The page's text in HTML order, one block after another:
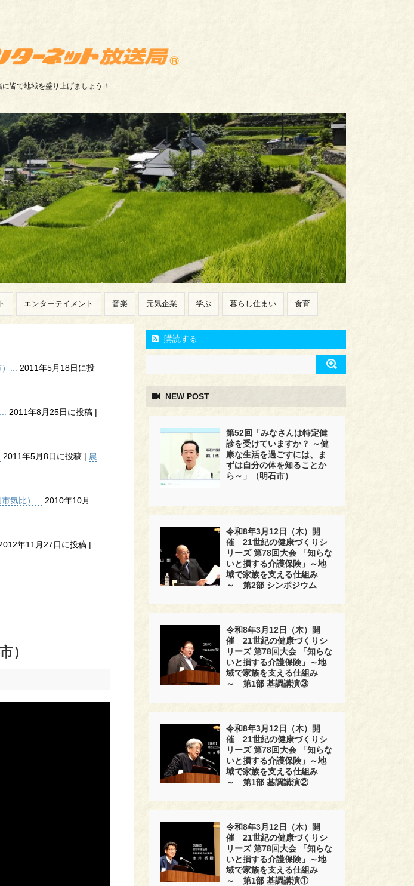
皆で地域を盛り上げましょう！
エンターテイメント 音楽 元気企業 学ぶ 暮らし住まい 食育
...
2011年5月18日に投
2011年8月25日に投稿 |
2011年5月8日に投稿 | 農
気比）...
2010年10月
年11月27日に投稿 |
）
購読する
NEW POST
第52回「みなさんは特定健
診を受けていますか？ ～健
康な生活を過ごすには、ま
ずは自分の体を知ることか
ら～」（明石市）
令和8年3月12日（木）開
催 21世紀の健康づくりシ
リーズ 第78回大会 「知らな
いと損する介護保険」～地
域で家族を支える仕組み
～ 第2部 シンポジウム
令和8年3月12日（木）開
催 21世紀の健康づくりシ
リーズ 第78回大会 「知らな
いと損する介護保険」～地
域で家族を支える仕組み
～ 第1部 基調講演③
令和8年3月12日（木）開
催 21世紀の健康づくりシ
リーズ 第78回大会 「知らな
いと損する介護保険」～地
域で家族を支える仕組み
～ 第1部 基調講演②
令和8年3月12日（木）開
催 21世紀の健康づくりシ
リーズ 第78回大会 「知らな
いと損する介護保険」～地
域で家族を支える仕組み
～ 第1部 基調講演①